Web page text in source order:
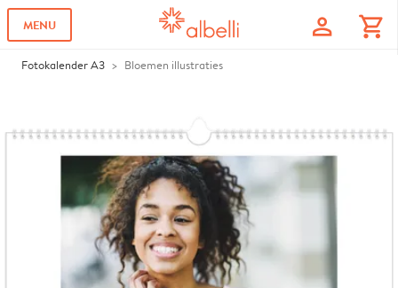
MENU profile shopping_cart
Fotokalender A3 Bloemen illustraties